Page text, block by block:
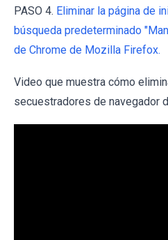
PASO 4. Eliminar la página de
búsqueda predeterminado
de Chrome de Mozilla Firefox.
Video que muestra cómo
secuestradores de navegador